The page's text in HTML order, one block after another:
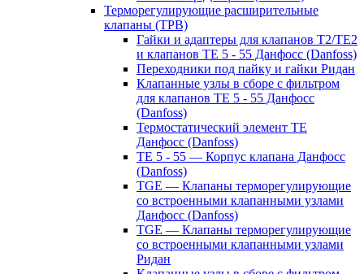
Терморегулирующие расширительные
клапаны (ТРВ)
Гайки и адаптеры для клапанов T2/TE2
и клапанов TE 5 - 55 Данфосс (Danfoss)
Переходники под пайку и гайки Ридан
Клапанные узлы в сборе с фильтром
для клапанов TE 5 - 55 Данфосс
(Danfoss)
Термостатический элемент TE
Данфосс (Danfoss)
TE 5 - 55 — Корпус клапана Данфосс
(Danfoss)
TGE — Клапаны терморегулирующие
со встроенными клапанными узлами
Данфосс (Danfoss)
TGE — Клапаны терморегулирующие
со встроенными клапанными узлами
Ридан